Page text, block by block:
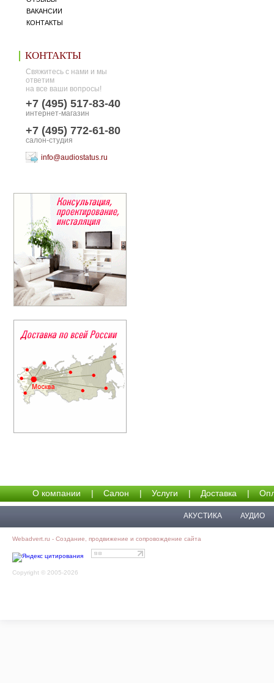
ВАКАНСИИ
КОНТАКТЫ
КОНТАКТЫ
Свяжитесь с нами и мы
ответим
на все ваши вопросы!
+7 (495) 517-83-40
интернет-магазин
+7 (495) 772-61-80
салон-студия
info@audiostatus.ru
О компании | Салон | Услуги | Доставка |
АКУСТИКА АУДИО
Webadvert.ru - Создание, продвижение и сопровождение сайта
Copyright © 2005-2026